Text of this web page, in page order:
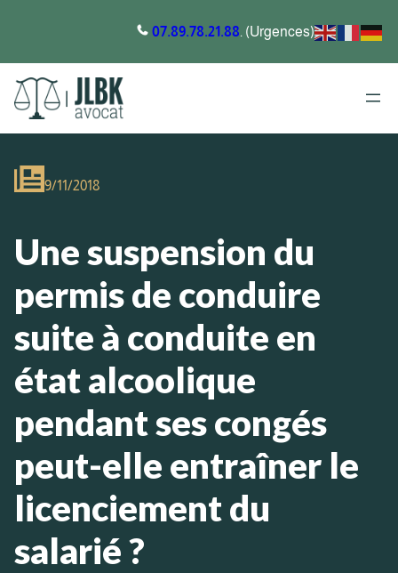
07.89.78.21.88. (Urgences)
9/11/2018
Une suspension du
permis de conduire
suite à conduite en
état alcoolique
pendant ses congés
peut-elle entraîner le
licenciement du
salarié ?